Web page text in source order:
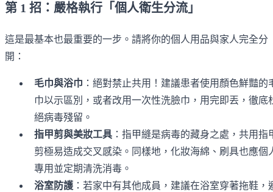
第 1 招：嚴格執行「個人衛生分流」
這是最基本也最重要的一步。請將你的個人用品與家人完全分
開：
毛巾與浴巾 ：絕對禁止共用！建議患者使用顏色鮮豔的
巾以示區別，或者改用一次性洗臉巾，用完即丟，徹底
絕病毒殘留。
指甲剪與美妝工具 ：指甲縫是病毒的藏身之處，共用指
剪極易造成交叉感染。同樣地，化妝海綿、刷具也應個
專用並定期清洗消毒。
浴室防護 ：若家中有其他成員，建議在浴室穿著拖鞋，